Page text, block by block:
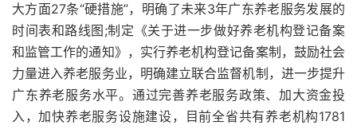
大方面27条“硬措施”，明确了未来3年广东养老服务发展的
时间表和路线图;制定《关于进一步做好养老机构登记备案
和监管工作的通知》，实行养老机构登记备案制，鼓励社会
力量进入养老服务业，明确建立联合监督机制，进一步提升
广东养老服务水平。通过完善养老服务政策、加大资金投
入，加快养老服务设施建设，目前全省共有养老机构1781